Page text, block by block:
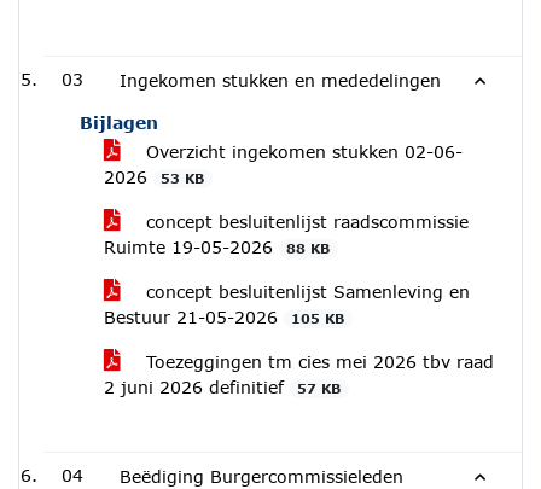
03 Ingekomen stukken en mededelingen
Bijlagen
Overzicht ingekomen stukken 02-06-
2026
53 KB
concept besluitenlijst raadscommissie
Ruimte 19-05-2026
88 KB
concept besluitenlijst Samenleving en
Bestuur 21-05-2026
105 KB
Toezeggingen tm cies mei 2026 tbv raad
2 juni 2026 definitief
57 KB
04 Beëdiging Burgercommissieleden